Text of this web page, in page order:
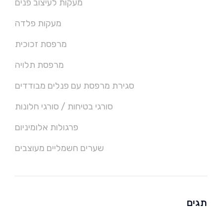
מעקות לעיצוב פנים
מעקות פלדה
מרפסת זכוכית
מרפסת תלויה
סגירת מרפסת עם פנלים מבודדים
סורגי בטיחות / סורגי חלונות
פרגולות אלומיניום
שערים חשמליים מעוצבים
תגים